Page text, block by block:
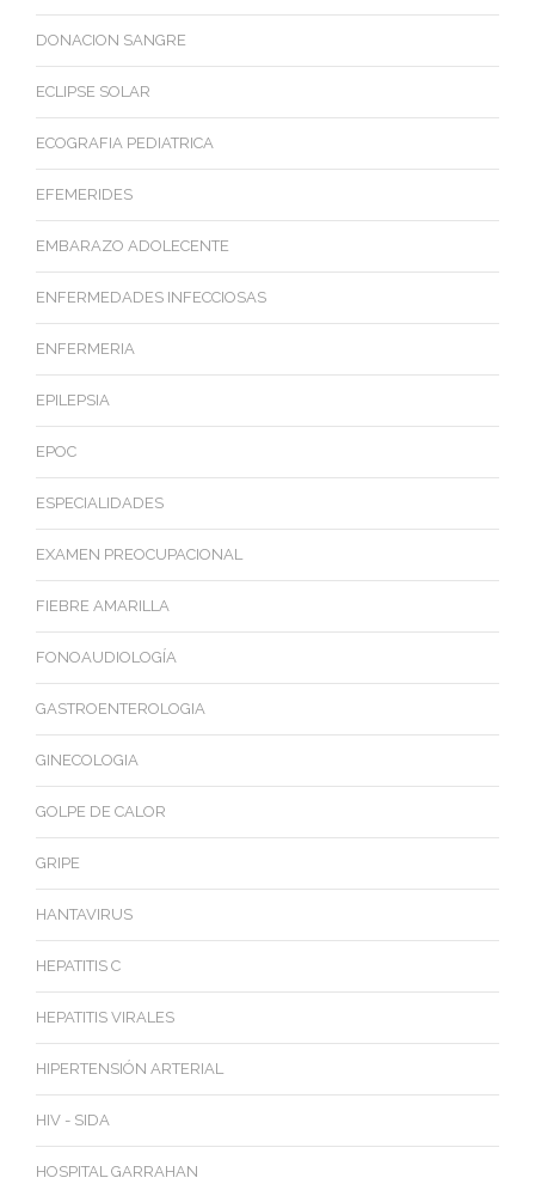
DONACION SANGRE
ECLIPSE SOLAR
ECOGRAFIA PEDIATRICA
EFEMERIDES
EMBARAZO ADOLECENTE
ENFERMEDADES INFECCIOSAS
ENFERMERIA
EPILEPSIA
EPOC
ESPECIALIDADES
EXAMEN PREOCUPACIONAL
FIEBRE AMARILLA
FONOAUDIOLOGÍA
GASTROENTEROLOGIA
GINECOLOGIA
GOLPE DE CALOR
GRIPE
HANTAVIRUS
HEPATITIS C
HEPATITIS VIRALES
HIPERTENSIÓN ARTERIAL
HIV - SIDA
HOSPITAL GARRAHAN